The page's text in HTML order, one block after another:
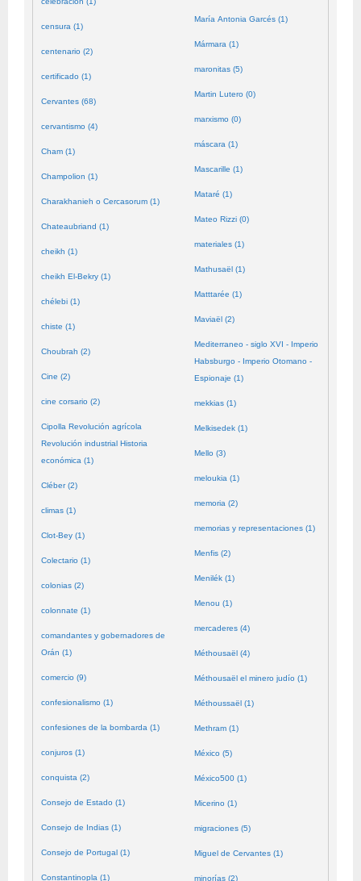
censura (1)
centenario (2)
certificado (1)
Cervantes (68)
cervantismo (4)
Cham (1)
Champolion (1)
Charakhanieh o Cercasorum (1)
Chateaubriand (1)
cheikh (1)
cheikh El-Bekry (1)
chélebi (1)
chiste (1)
Choubrah (2)
Cine (2)
cine corsario (2)
Cipolla Revolución agrícola
Revolución industrial Historia
económica (1)
Cléber (2)
climas (1)
Clot-Bey (1)
Colectario (1)
colonias (2)
colonnate (1)
comandantes y gobernadores de
Orán (1)
comercio (9)
confesionalismo (1)
confesiones de la bombarda (1)
conjuros (1)
conquista (2)
Consejo de Estado (1)
Consejo de Indias (1)
Consejo de Portugal (1)
Constantinopla (1)
María Antonia Garcés (1)
Mármara (1)
maronitas (5)
Martin Lutero (0)
marxismo (0)
máscara (1)
Mascarille (1)
Mataré (1)
Mateo Rizzi (0)
materiales (1)
Mathusaël (1)
Matttarée (1)
Maviaël (2)
Mediterraneo - siglo XVI - Imperio
Habsburgo - Imperio Otomano -
Espionaje (1)
mekkias (1)
Melkisedek (1)
Mello (3)
meloukia (1)
memoria (2)
memorias y representaciones (1)
Menfis (2)
Menilék (1)
Menou (1)
mercaderes (4)
Méthousaël (4)
Méthousaël el minero judío (1)
Méthoussaël (1)
Methram (1)
México (5)
México500 (1)
Micerino (1)
migraciones (5)
Miguel de Cervantes (1)
minorías (2)